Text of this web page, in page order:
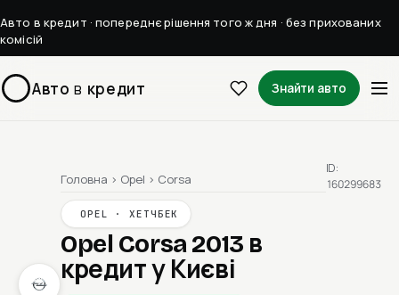
Авто в кредит · попереднє рішення того ж дня · без прихованих
комісій
Авто в кредит Знайти авто
Головна › Opel › Corsa
OPEL · ХЕТЧБЕК
Opel Corsa 2013 в
кредит у Києві
ID:
160299683